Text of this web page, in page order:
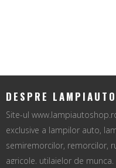
DESPRE
Site-ul
exclusive a lampilor auto,
semiremorcilor, remorcilor,
agricole, utilajelor de munca.